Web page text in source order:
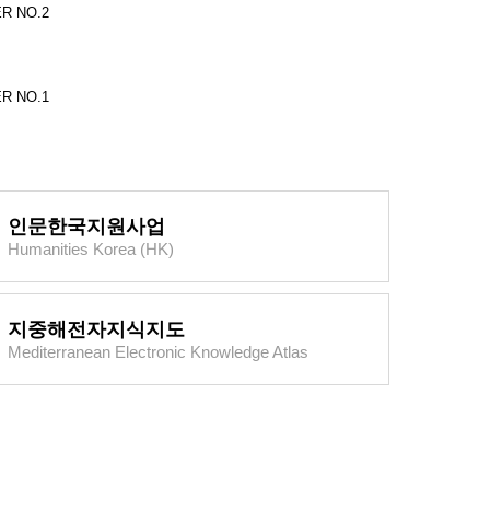
NO.2
NO.1
인문한국지원사업
Humanities Korea (HK)
지중해전자지식지도
Mediterranean Electronic Knowledge Atlas